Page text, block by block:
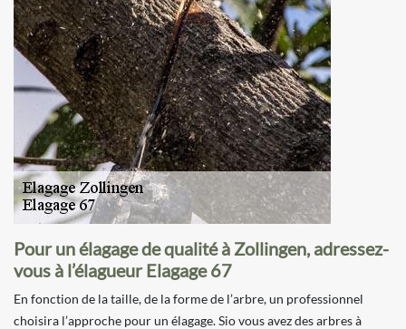
Pour un élagage de qualité à Zollingen, adressez-
vous à l’élagueur Elagage 67
En fonction de la taille, de la forme de l’arbre, un professionnel
choisira l’approche pour un élagage. Sio vous avez des arbres à